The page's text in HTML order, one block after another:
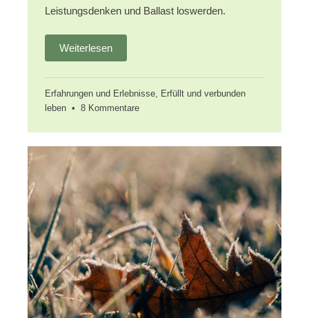
Leistungsdenken und Ballast loswerden.
Weiterlesen
Erfahrungen und Erlebnisse, Erfüllt und verbunden
leben • 8 Kommentarezu
Erfahrungen,
ich
teilen
möchte